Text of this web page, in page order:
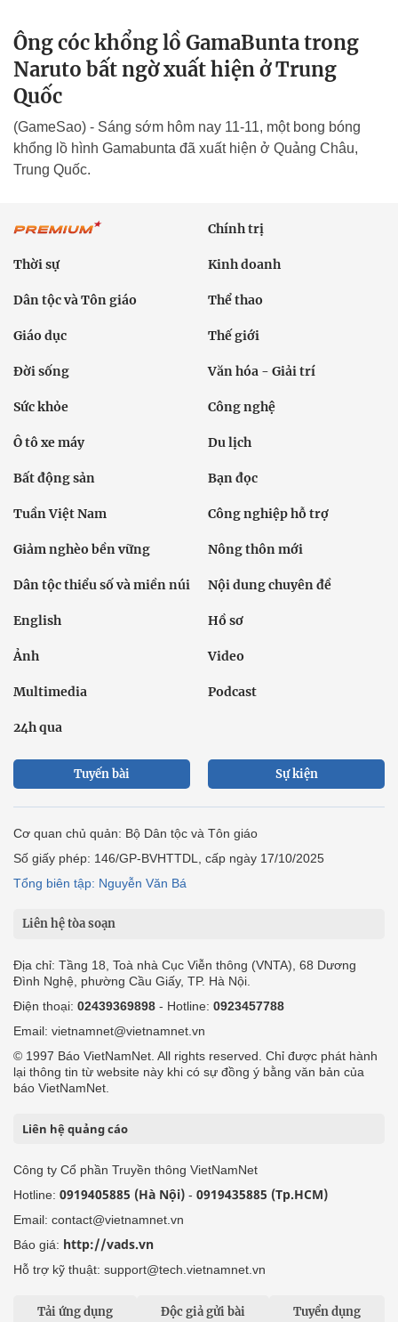
Ông cóc khổng lồ GamaBunta trong
Naruto bất ngờ xuất hiện ở Trung
Quốc
(GameSao) - Sáng sớm hôm nay 11-11, một bong bóng
khổng lồ hình Gamabunta đã xuất hiện ở Quảng Châu,
Trung Quốc.
Chính trị
Thời sự Kinh doanh
Dân tộc và Tôn giáo Thể thao
Giáo dục Thế giới
Đời sống Văn hóa - Giải trí
Sức khỏe Công nghệ
Ô tô xe máy Du lịch
Bất động sản Bạn đọc
Tuần Việt Nam Công nghiệp hỗ trợ
Giảm nghèo bền vững Nông thôn mới
Dân tộc thiểu số và miền núi Nội dung chuyên đề
English Hồ sơ
Ảnh Video
Multimedia Podcast
24h qua
Tuyến bài Sự kiện
Cơ quan chủ quản: Bộ Dân tộc và Tôn giáo
Số giấy phép: 146/GP-BVHTTDL, cấp ngày 17/10/2025
Tổng biên tập: Nguyễn Văn Bá
Liên hệ tòa soạn
Địa chỉ: Tầng 18, Toà nhà Cục Viễn thông (VNTA), 68 Dương
Đình Nghệ, phường Cầu Giấy, TP. Hà Nội.
Điện thoại: 02439369898 - Hotline: 0923457788
Email: vietnamnet@vietnamnet.vn
© 1997 Báo VietNamNet. All rights reserved. Chỉ được phát hành
lại thông tin từ website này khi có sự đồng ý bằng văn bản của
báo VietNamNet.
Liên hệ quảng cáo
Công ty Cổ phần Truyền thông VietNamNet
Hotline: 0919405885 (Hà Nội) - 0919435885 (Tp.HCM)
Email: contact@vietnamnet.vn
Báo giá: http://vads.vn
Hỗ trợ kỹ thuật: support@tech.vietnamnet.vn
Tải ứng dụng Độc giả gửi bài Tuyển dụng